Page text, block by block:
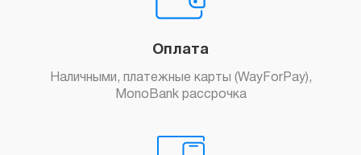
Оплата
Наличными, платежные карты (WayForPay),
MonoBank рассрочка